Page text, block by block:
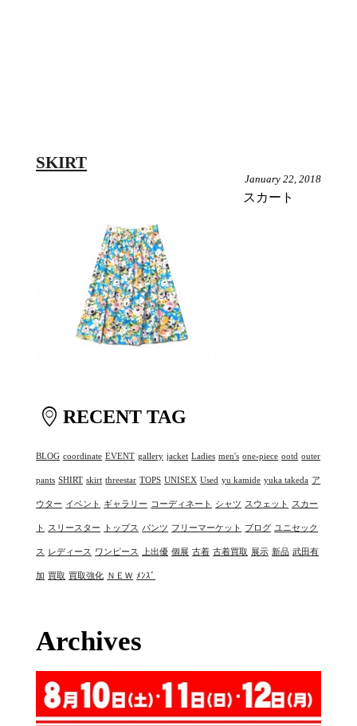
SKIRT
January 22, 2018
スカート
RECENT TAG
BLOG coordinate EVENT gallery jacket Ladies men's one-piece ootd outer
pants SHIRT skirt threestar TOPS UNISEX Used yu kamide yuka takeda ア
ウター イベント ギャラリー コーディネート シャツ スウェット スカー
ト スリースター トップス パンツ フリーマーケット ブログ ユニセック
ス レディース ワンピース 上出優 個展 古着 古着買取 展示 新品 武田有
加 買取 買取強化 ＮＥＷ ﾒﾝｽﾞ
Archives